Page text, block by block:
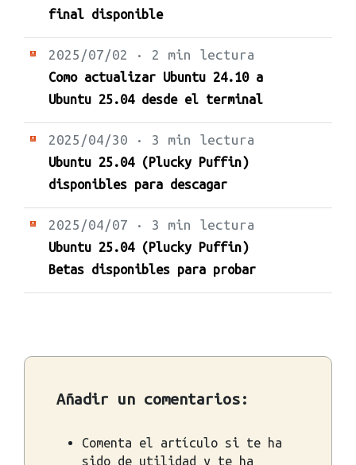
final disponible
2025/07/02 · 2 min lectura
Como actualizar Ubuntu 24.10 a
Ubuntu 25.04 desde el terminal
2025/04/30 · 3 min lectura
Ubuntu 25.04 (Plucky Puffin)
disponibles para descagar
2025/04/07 · 3 min lectura
Ubuntu 25.04 (Plucky Puffin)
Betas disponibles para probar
Añadir un comentarios:
Comenta el artículo si te ha
sido de utilidad y te ha